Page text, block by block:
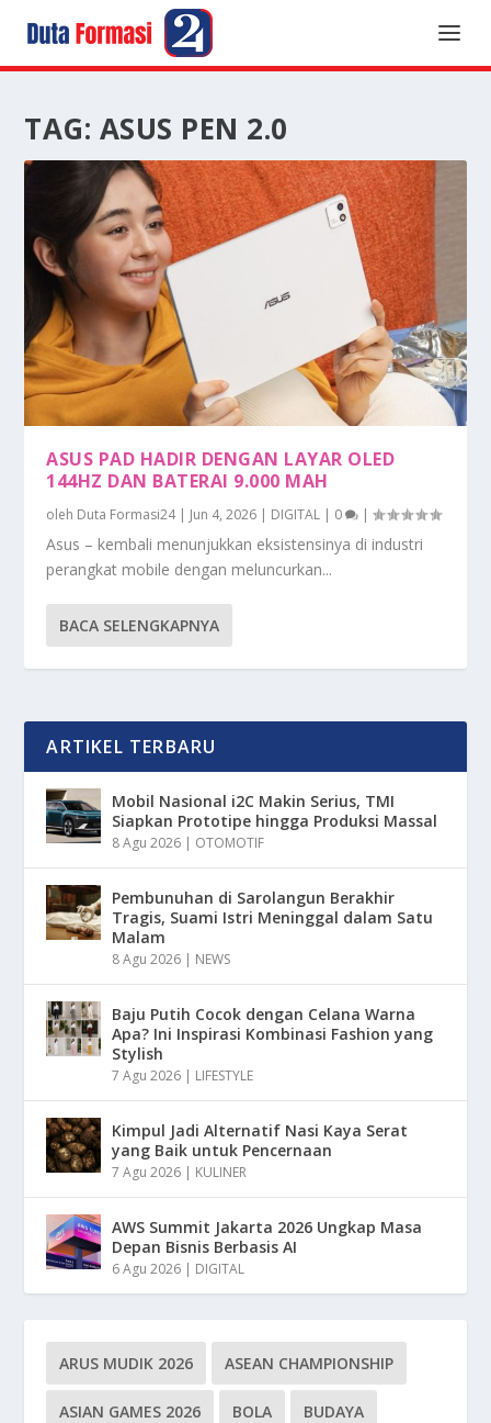
TAG: ASUS PEN 2.0
ASUS PAD HADIR DENGAN LAYAR OLED
144HZ DAN BATERAI 9.000 MAH
oleh Duta Formasi24| Jun 4, 2026 | DIGITAL | 0 |
Asus – kembali menunjukkan eksistensinya di industri
perangkat mobile dengan meluncurkan...
BACA SELENGKAPNYA
ARTIKEL TERBARU
Mobil Nasional i2C Makin Serius, TMI
Siapkan Prototipe hingga Produksi Massal
8 Agu 2026 | OTOMOTIF
Pembunuhan di Sarolangun Berakhir
Tragis, Suami Istri Meninggal dalam Satu
Malam
8 Agu 2026 | NEWS
Baju Putih Cocok dengan Celana Warna
Apa? Ini Inspirasi Kombinasi Fashion yang
Stylish
7 Agu 2026 | LIFESTYLE
Kimpul Jadi Alternatif Nasi Kaya Serat
yang Baik untuk Pencernaan
7 Agu 2026 | KULINER
AWS Summit Jakarta 2026 Ungkap Masa
Depan Bisnis Berbasis AI
6 Agu 2026 | DIGITAL
ARUS MUDIK 2026 ASEAN CHAMPIONSHIP
ASIAN GAMES 2026 BOLA BUDAYA